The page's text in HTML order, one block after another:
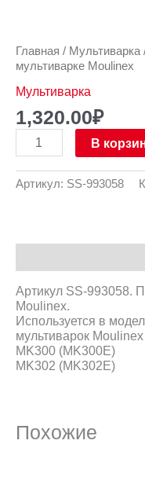
Главная / Мультиварка
мультиварке Moulinex
Мультиварка
1,320.00₽
В
Артикул: SS-993058
Артикул SS-993058.
Moulinex.
Используется в
мультиварок Moulinex
MK300 (MK300E)
MK302 (MK302E)
Похожие